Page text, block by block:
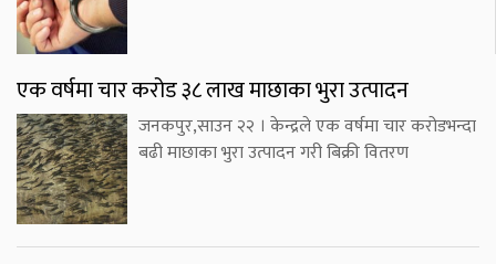
एक वर्षमा चार करोड ३८ लाख माछाका भुरा उत्पादन
जनकपुर,साउन २२ । केन्द्रले एक वर्षमा चार करोडभन्दा
बढी माछाका भुरा उत्पादन गरी बिक्री वितरण